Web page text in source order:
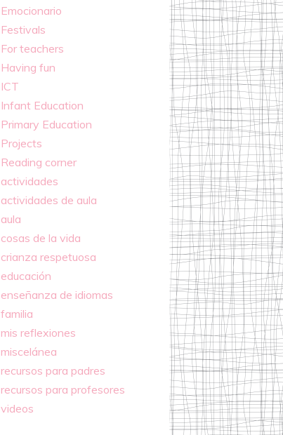
Emocionario
Festivals
For teachers
Having fun
ICT
Infant Education
Primary Education
Projects
Reading corner
actividades
actividades de aula
aula
cosas de la vida
crianza respetuosa
educación
enseñanza de idiomas
familia
mis reflexiones
miscelánea
recursos para padres
recursos para profesores
videos